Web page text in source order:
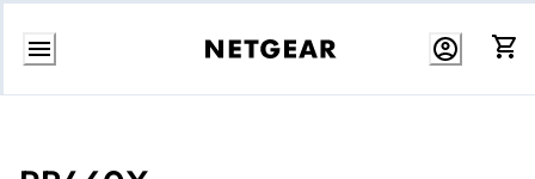
Direct